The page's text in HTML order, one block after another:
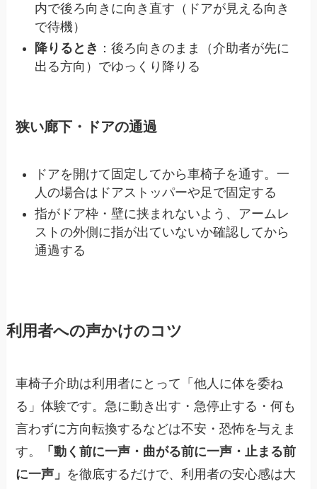
内で後ろ向きに向き直す（ドアが見える向き
で待機）
降りるとき ：後ろ向きのまま（介助者が先に
出る方向）でゆっくり降りる
狭い廊下・ドアの通過
ドアを開けて固定してから車椅子を通す。一
人の場合はドアストッパーや足で固定する
指がドア枠・壁に挟まれないよう、アームレ
ストの外側に指が出ていないか確認してから
通過する
利用者への声かけのコツ
車椅子介助は利用者にとって「他人に体を委ね
る」体験です。急に動き出す・急停止する・何も
言わずに方向転換するなどは不安・恐怖を与えま
す。
「動く前に一声・曲がる前に一声・止まる前
に一声」 を徹底するだけで、利用者の安心感は大